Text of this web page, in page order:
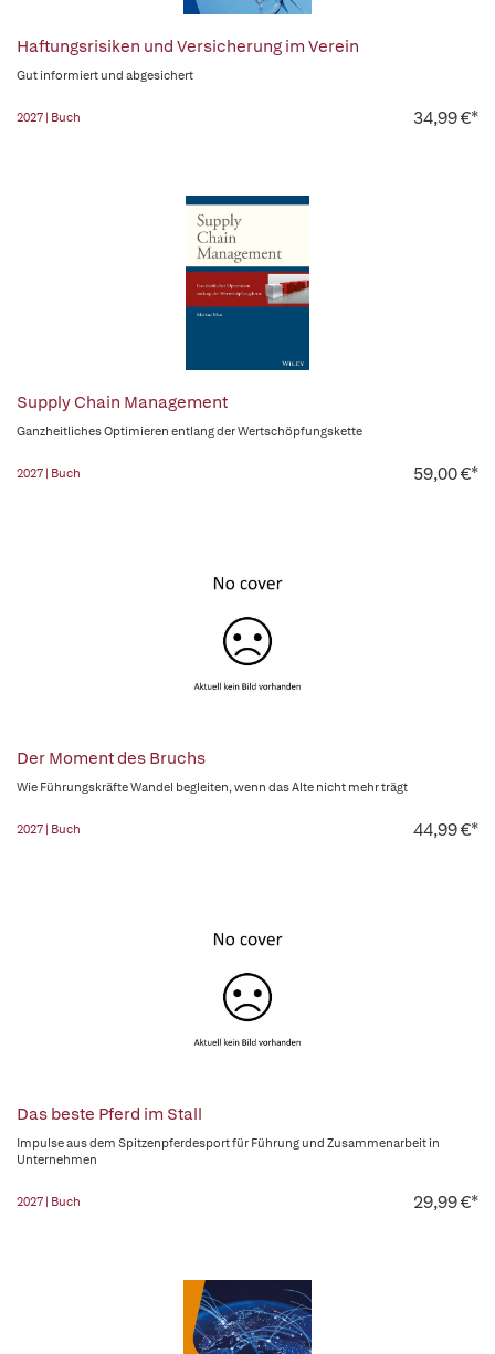
Haftungsrisiken und Versicherung im Verein
Gut informiert und abgesichert
2027 | Buch 34,99 €*
Supply Chain Management
Ganzheitliches Optimieren entlang der Wertschöpfungskette
2027 | Buch 59,00 €*
Der Moment des Bruchs
Wie Führungskräfte Wandel begleiten, wenn das Alte nicht mehr trägt
2027 | Buch 44,99 €*
Das beste Pferd im Stall
Impulse aus dem Spitzenpferdesport für Führung und Zusammenarbeit in
Unternehmen
2027 | Buch 29,99 €*